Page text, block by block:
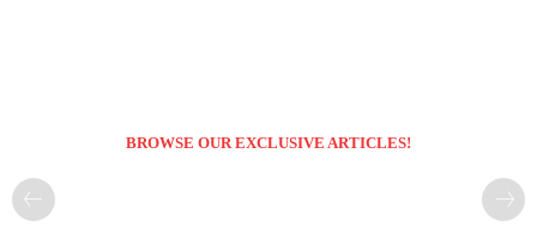
BROWSE OUR EXCLUSIVE ARTICLES!